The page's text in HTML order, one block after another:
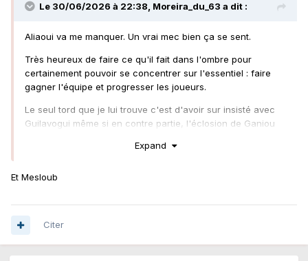
Le 30/06/2026 à 22:38, Moreira_du_63 a dit :
Aliaoui va me manquer. Un vrai mec bien ça se sent.
Très heureux de faire ce qu'il fait dans l'ombre pour
certainement pouvoir se concentrer sur l'essentiel : faire
gagner l'équipe et progresser les joueurs.
Le seul tord que je lui trouve c'est d'avoir sur insisté avec
Guilavogui même si en contre partie, l'éclosion de Ganiou
Expand
Et Mesloub
Citer